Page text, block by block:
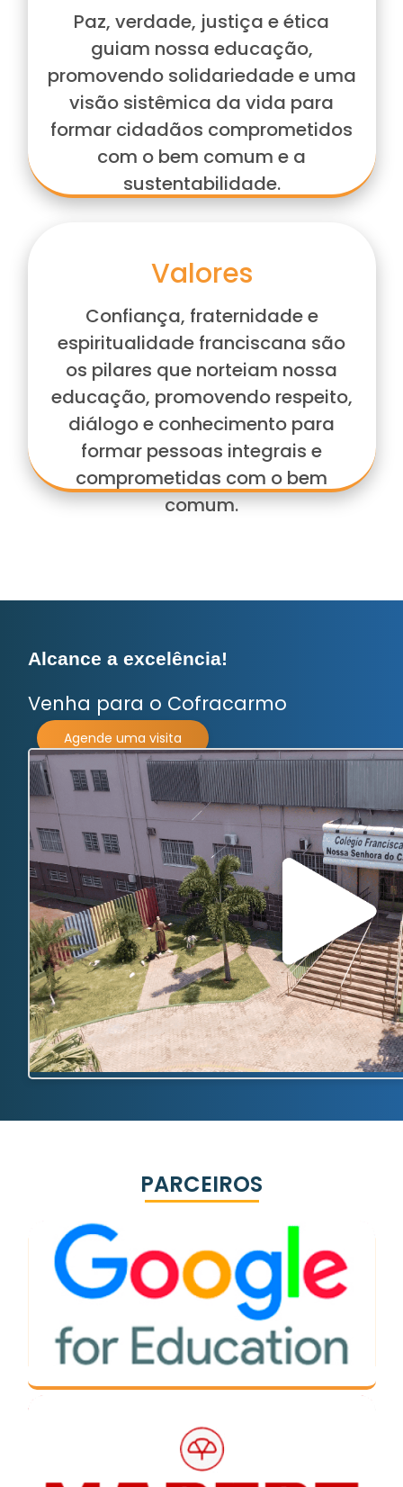
Paz, verdade, justiça e ética
guiam nossa educação,
promovendo solidariedade e uma
visão sistêmica da vida para
formar cidadãos comprometidos
com o bem comum e a
sustentabilidade.
Valores
Confiança, fraternidade e
espiritualidade franciscana são
os pilares que norteiam nossa
educação, promovendo respeito,
diálogo e conhecimento para
formar pessoas integrais e
comprometidas com o bem
comum.
Alcance a excelência!
Venha para o Cofracarmo
Agende uma visita
PARCEIROS